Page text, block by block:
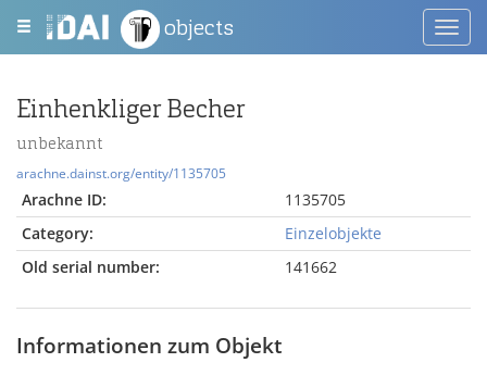
objects
Einhenkliger Becher
unbekannt
arachne.dainst.org/entity/1135705
Arachne ID:
1135705
Category:
Einzelobjekte
Old serial number:
141662
Informationen zum Objekt